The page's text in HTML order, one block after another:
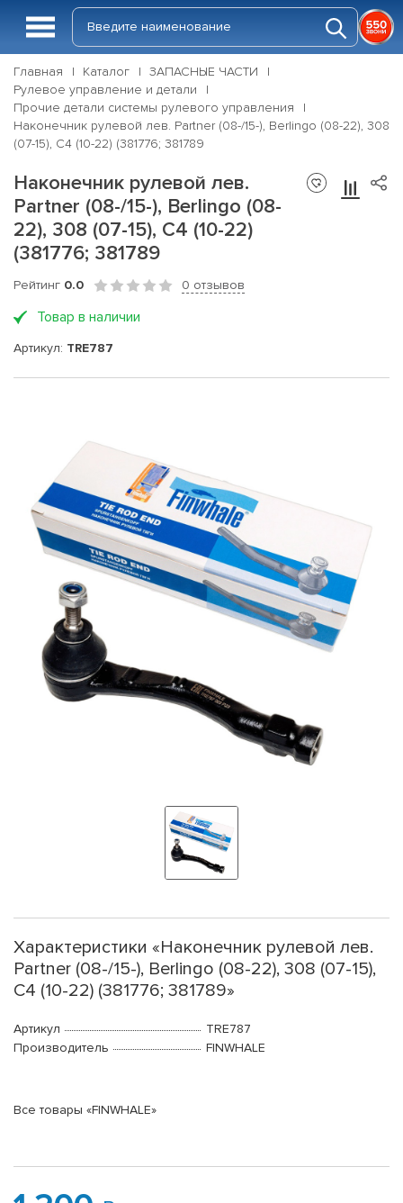
Главная Каталог
ЗАПАСНЫЕ ЧАСТИ
Рулевое управление и детали
Прочие детали системы рулевого управления
Наконечник рулевой лев. Partner (08-/15-), Berlingo (08-22), 308
(07-15), C4 (10-22) (381776; 381789
Наконечник рулевой лев.
Partner (08-/15-), Berlingo (08-
22), 308 (07-15), C4 (10-22)
(381776; 381789
Рейтинг 0.0 0 отзывов
Товар в наличии
Артикул: TRE787
Характеристики «Наконечник рулевой лев.
Partner (08-/15-), Berlingo (08-22), 308 (07-15),
C4 (10-22) (381776; 381789»
Артикул
TRE787
Производитель
FINWHALE
Все товары «FINWHALE»